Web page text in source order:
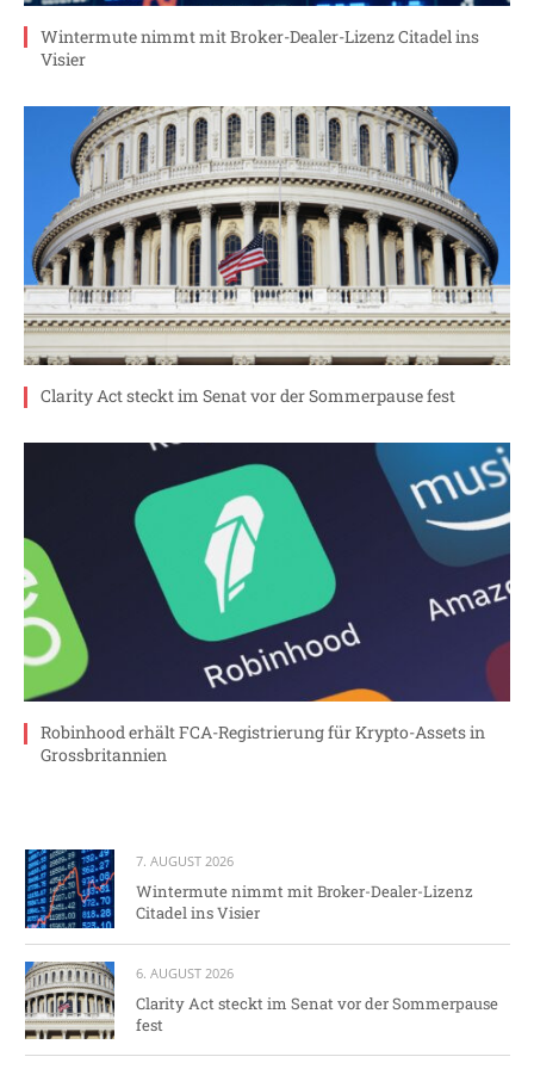
Wintermute nimmt mit Broker-Dealer-Lizenz Citadel ins
Visier
Clarity Act steckt im Senat vor der Sommerpause fest
Robinhood erhält FCA-Registrierung für Krypto-Assets in
Grossbritannien
7. AUGUST 2026
Wintermute nimmt mit Broker-Dealer-Lizenz
Citadel ins Visier
6. AUGUST 2026
Clarity Act steckt im Senat vor der Sommerpause
fest